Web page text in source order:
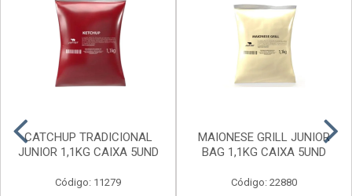
CATCHUP TRADICIONAL
JUNIOR 1,1KG CAIXA 5UND
Código: 11279
MAIONESE GRILL JUNIOR
BAG 1,1KG CAIXA 5UND
Código: 22880